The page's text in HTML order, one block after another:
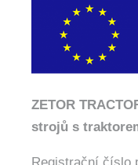
ZETOR
strojů s